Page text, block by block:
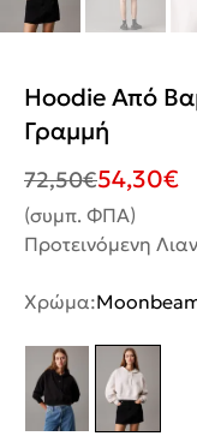
Hoodie Από
Γραμμή
72,50€54,30€
(συμπ. ΦΠΑ)
Προτεινόμενη
Χρώμα: